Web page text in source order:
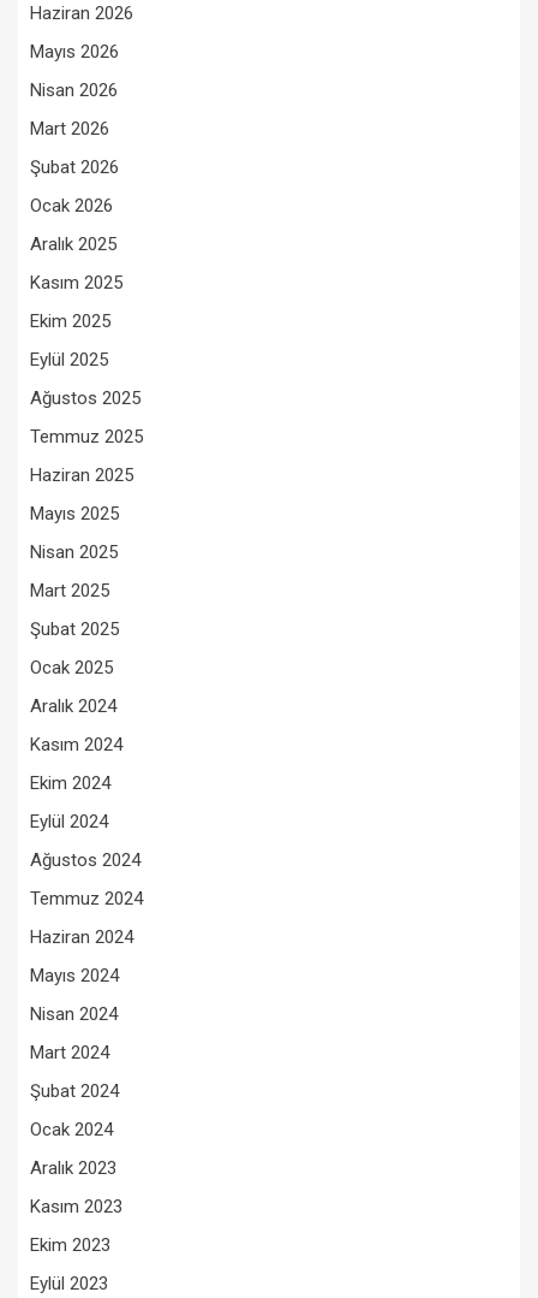
Haziran 2026
Mayıs 2026
Nisan 2026
Mart 2026
Şubat 2026
Ocak 2026
Aralık 2025
Kasım 2025
Ekim 2025
Eylül 2025
Ağustos 2025
Temmuz 2025
Haziran 2025
Mayıs 2025
Nisan 2025
Mart 2025
Şubat 2025
Ocak 2025
Aralık 2024
Kasım 2024
Ekim 2024
Eylül 2024
Ağustos 2024
Temmuz 2024
Haziran 2024
Mayıs 2024
Nisan 2024
Mart 2024
Şubat 2024
Ocak 2024
Aralık 2023
Kasım 2023
Ekim 2023
Eylül 2023